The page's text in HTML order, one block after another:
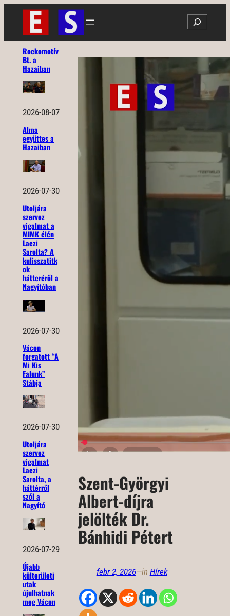
Ugrás
tartalomhoz
Search
Rockomotív
Bt. a
Hazaiban
2026-08-07
Alma
együttes a
Hazaiban
2026-07-30
Utoljára
szervez
vigalmat a
MIMK élén
Laczi
Sarolta? A
kulisszatitk
ok
hátteréről a
Nagyítóban
2026-07-30
Vácon
forgatott “A
Mi Kis
Falunk”
Stábja
2026-07-30
Utoljára
szervez
vigalmat
Laczi
Sarolta, a
háttérről
szól a
Nagyító
2026-07-29
Újabb
külterületi
utak
újulhatnak
meg Vácon
Szent-Györgyi
Albert-díjra
jelölték Dr.
Bánhidi Pétert
febr 2, 2026—in Hírek